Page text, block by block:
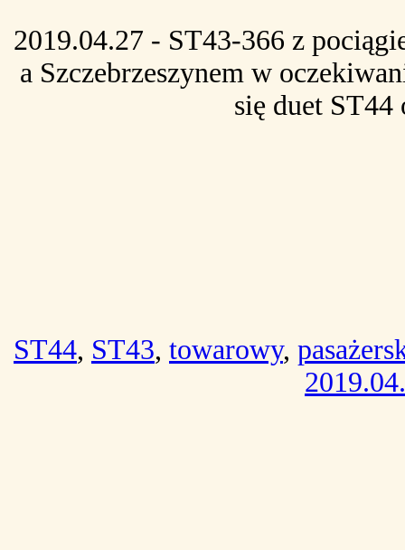
2019.04.27 - ST43-366 z
a Szczebrzeszynem w
się duet
ST44, ST43, towarowy,